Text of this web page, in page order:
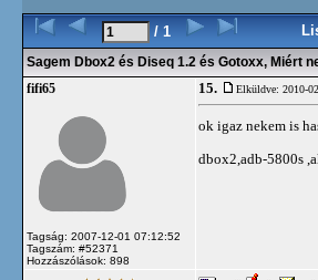
/ 1
Sagem Dbox2 és Diseq 1.2 és Gotoxx, Miért
fifi65
Tagság: 2007-12-01 07:12:52
Tagszám: #52371
Hozzászólások: 898
15. Elküldve: 2010-
ok igaz nekem is
dbox2,adb-5800s